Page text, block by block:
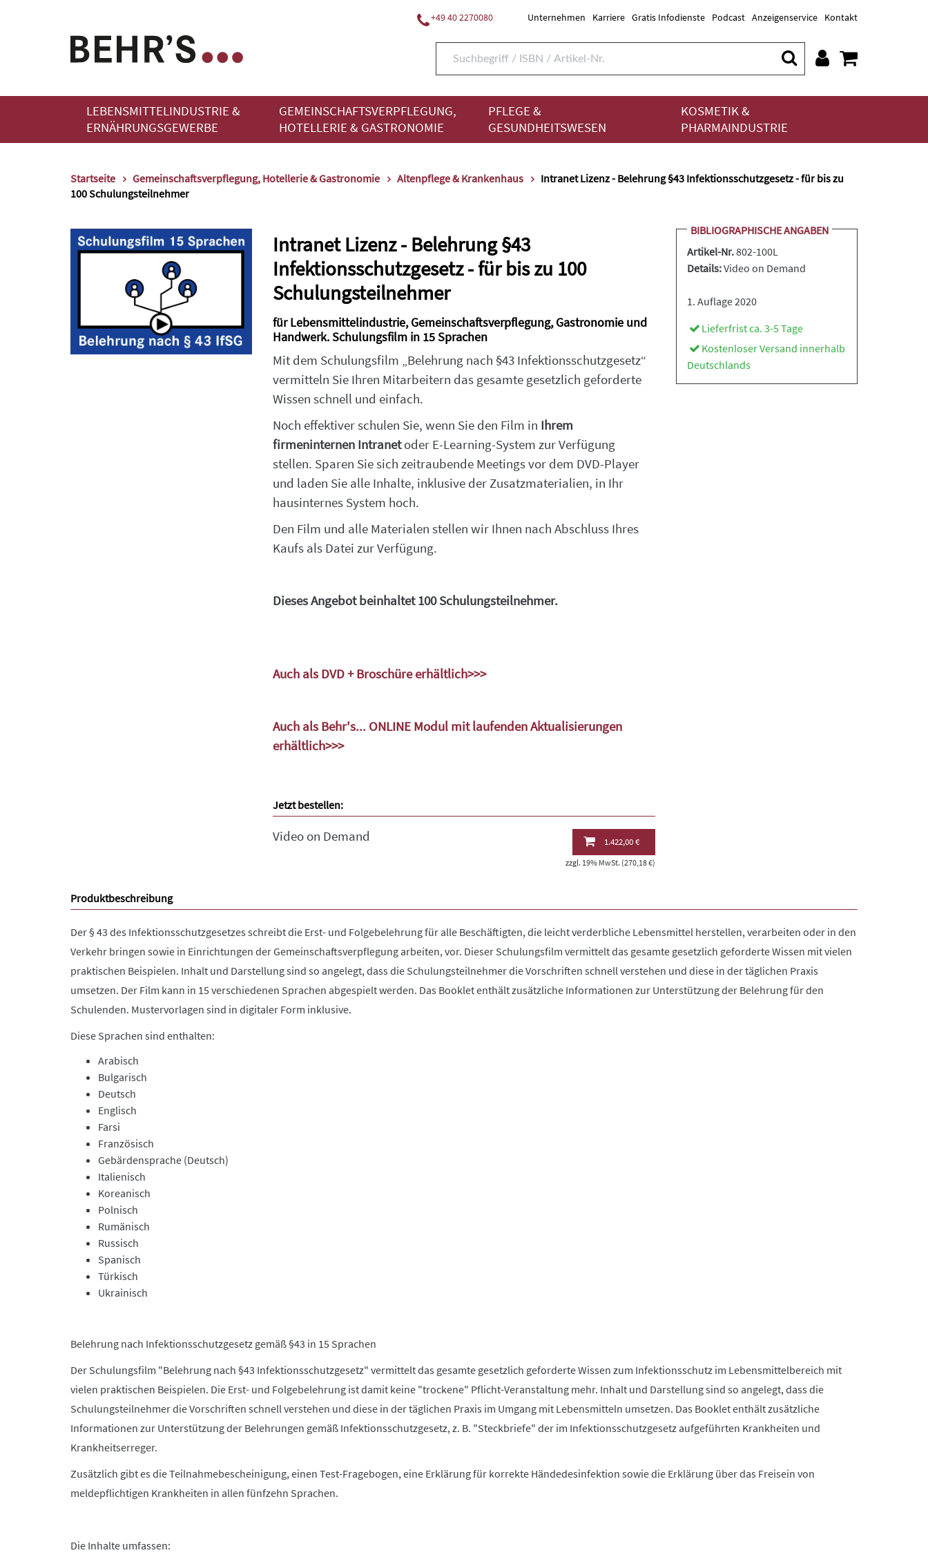
+49 40 2270080 Unternehmen Karriere Gratis Infodienste Podcast Anzeigenservice Kontakt
LEBENSMITTELINDUSTRIE &
ERNÄHRUNGSGEWERBE
GEMEINSCHAFTSVERPFLEGUNG,
HOTELLERIE & GASTRONOMIE
PFLEGE &
GESUNDHEITSWESEN
KOSMETIK &
PHARMAINDUSTRIE
Startseite Gemeinschaftsverpflegung, Hotellerie & Gastronomie Altenpflege & Krankenhaus
Intranet Lizenz - Belehrung §43 Infektionsschutzgesetz - für bis zu
100 Schulungsteilnehmer
Intranet Lizenz - Belehrung §43
Infektionsschutzgesetz - für bis zu 100
Schulungsteilnehmer
für Lebensmittelindustrie, Gemeinschaftsverpflegung, Gastronomie und
Handwerk. Schulungsfilm in 15 Sprachen
Mit dem Schulungsfilm „Belehrung nach §43 Infektionsschutzgesetz“
vermitteln Sie Ihren Mitarbeitern das gesamte gesetzlich geforderte
Wissen schnell und einfach.
Noch effektiver schulen Sie, wenn Sie den Film in Ihrem
firmeninternen Intranetoder E-Learning-System zur Verfügung
stellen. Sparen Sie sich zeitraubende Meetings vor dem DVD-Player
und laden Sie alle Inhalte, inklusive der Zusatzmaterialien, in Ihr
hausinternes System hoch.
Den Film und alle Materialen stellen wir Ihnen nach Abschluss Ihres
Kaufs als Datei zur Verfügung.
Dieses Angebot beinhaltet 100 Schulungsteilnehmer.
Auch als DVD + Broschüre erhältlich>>>
Auch als Behr's... ONLINE Modul mit laufenden Aktualisierungen
erhältlich>>>
BIBLIOGRAPHISCHE ANGABEN
Artikel-Nr.802-100L
Details:Video on Demand
1. Auflage 2020
Lieferfrist ca. 3-5 Tage
Kostenloser Versand innerhalb
Deutschlands
Jetzt bestellen:
Video on Demand 1.422,00 €
zzgl. 19% MwSt. (270,18 €)
Produktbeschreibung
Der § 43 des Infektionsschutzgesetzes schreibt die Erst- und Folgebelehrung für alle Beschäftigten, die leicht verderbliche Lebensmittel herstellen, verarbeiten oder in den
Verkehr bringen sowie in Einrichtungen der Gemeinschaftsverpflegung arbeiten, vor. Dieser Schulungsfilm vermittelt das gesamte gesetzlich geforderte Wissen mit vielen
praktischen Beispielen. Inhalt und Darstellung sind so angelegt, dass die Schulungsteilnehmer die Vorschriften schnell verstehen und diese in der täglichen Praxis
umsetzen. Der Film kann in 15 verschiedenen Sprachen abgespielt werden. Das Booklet enthält zusätzliche Informationen zur Unterstützung der Belehrung für den
Schulenden. Mustervorlagen sind in digitaler Form inklusive.
Diese Sprachen sind enthalten:
Arabisch
Bulgarisch
Deutsch
Englisch
Farsi
Französisch
Gebärdensprache (Deutsch)
Italienisch
Koreanisch
Polnisch
Rumänisch
Russisch
Spanisch
Türkisch
Ukrainisch
Belehrung nach Infektionsschutzgesetz gemäß §43 in 15 Sprachen
Der Schulungsfilm "Belehrung nach §43 Infektionsschutzgesetz" vermittelt das gesamte gesetzlich geforderte Wissen zum Infektionsschutz im Lebensmittelbereich mit
vielen praktischen Beispielen. Die Erst- und Folgebelehrung ist damit keine "trockene" Pflicht-Veranstaltung mehr. Inhalt und Darstellung sind so angelegt, dass die
Schulungsteilnehmer die Vorschriften schnell verstehen und diese in der täglichen Praxis im Umgang mit Lebensmitteln umsetzen. Das Booklet enthält zusätzliche
Informationen zur Unterstützung der Belehrungen gemäß Infektionsschutzgesetz, z. B. "Steckbriefe" der im Infektionsschutzgesetz aufgeführten Krankheiten und
Krankheitserreger.
Zusätzlich gibt es die Teilnahmebescheinigung, einen Test-Fragebogen, eine Erklärung für korrekte Händedesinfektion sowie die Erklärung über das Freisein von
meldepflichtigen Krankheiten in allen fünfzehn Sprachen.
Die Inhalte umfassen: